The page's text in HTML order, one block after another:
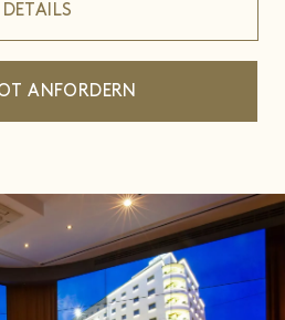
DETAILS
ANFORDERN